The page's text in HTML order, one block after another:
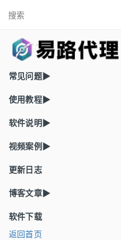
常见问题▶
使用教程▶
软件说明▶
视频案例▶
更新日志
博客文章▶
软件下载
返回首页